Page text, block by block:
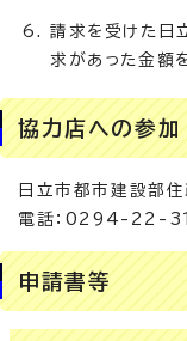
請求を受けた日
求があった金額
協力店への参加
日立市都市建設部住
電話：0294-22-
申請書等